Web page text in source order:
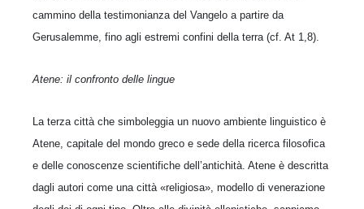
cammino della testimonianza del Vangelo a partire da
Gerusalemme, fino agli estremi confini della terra (cf. At 1,8).
Atene: il confronto delle lingue
La terza città che simboleggia un nuovo ambiente linguistico è
Atene, capitale del mondo greco e sede della ricerca filosofica
e delle conoscenze scientifiche dell’antichità. Atene è descritta
dagli autori come una città «religiosa», modello di venerazione